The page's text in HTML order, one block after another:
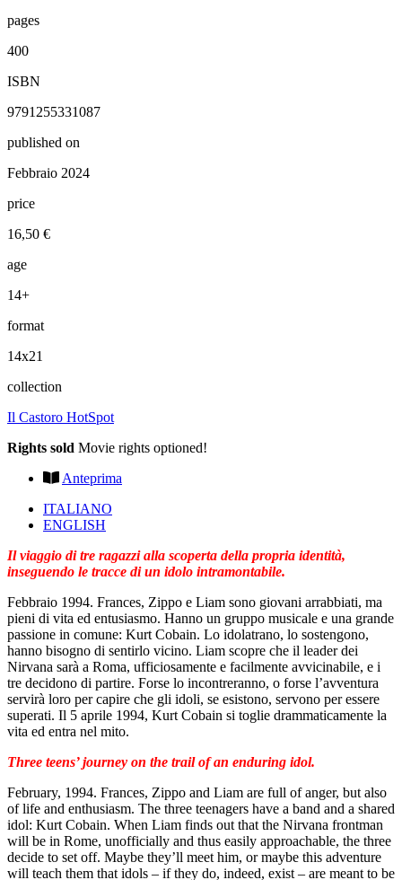
pages
400
ISBN
9791255331087
published on
Febbraio 2024
price
16,50 €
age
14+
format
14x21
collection
Il Castoro HotSpot
Rights sold Movie rights optioned!
Anteprima
ITALIANO
ENGLISH
Il viaggio di tre ragazzi alla scoperta della propria identità,
inseguendo le tracce di un idolo intramontabile.
Febbraio 1994. Frances, Zippo e Liam sono giovani arrabbiati, ma
pieni di vita ed entusiasmo. Hanno un gruppo musicale e una grande
passione in comune: Kurt Cobain. Lo idolatrano, lo sostengono,
hanno bisogno di sentirlo vicino. Liam scopre che il leader dei
Nirvana sarà a Roma, ufficiosamente e facilmente avvicinabile, e i
tre decidono di partire. Forse lo incontreranno, o forse l’avventura
servirà loro per capire che gli idoli, se esistono, servono per essere
superati. Il 5 aprile 1994, Kurt Cobain si toglie drammaticamente la
vita ed entra nel mito.
Three teens’ journey on the trail of an enduring idol.
February, 1994. Frances, Zippo and Liam are full of anger, but also
of life and enthusiasm. The three teenagers have a band and a shared
idol: Kurt Cobain. When Liam finds out that the Nirvana frontman
will be in Rome, unofficially and thus easily approachable, the three
decide to set off. Maybe they’ll meet him, or maybe this adventure
will teach them that idols – if they do, indeed, exist – are meant to be